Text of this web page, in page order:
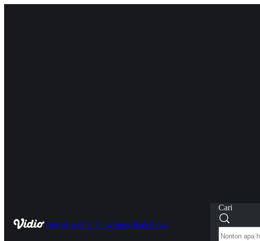
HomeLiveTV ShowSportsKidsNews
Cari